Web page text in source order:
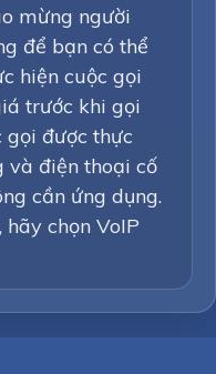
mừng người
để bạn có thể
hiện cuộc gọi
trước khi gọi
gọi được thực
và điện thoại cố
cần ứng dụng.
chọn VoIP